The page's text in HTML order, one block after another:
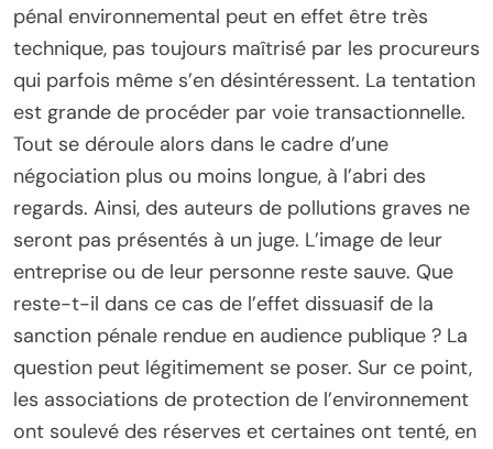
pénal environnemental peut en effet être très
technique, pas toujours maîtrisé par les procureurs
qui parfois même s’en désintéressent. La tentation
est grande de procéder par voie transactionnelle.
Tout se déroule alors dans le cadre d’une
négociation plus ou moins longue, à l’abri des
regards. Ainsi, des auteurs de pollutions graves ne
seront pas présentés à un juge. L’image de leur
entreprise ou de leur personne reste sauve. Que
reste-t-il dans ce cas de l’effet dissuasif de la
sanction pénale rendue en audience publique ? La
question peut légitimement se poser. Sur ce point,
les associations de protection de l’environnement
ont soulevé des réserves et certaines ont tenté, en